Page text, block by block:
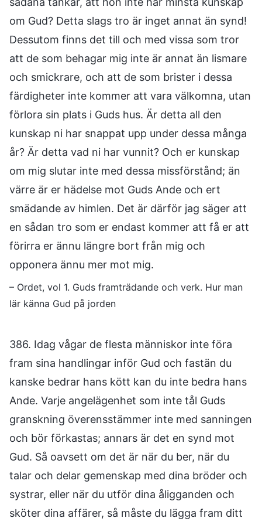
om Gud? Detta slags tro är inget annat än synd!
Dessutom finns det till och med vissa som tror
att de som behagar mig inte är annat än lismare
och smickrare, och att de som brister i dessa
färdigheter inte kommer att vara välkomna, utan
förlora sin plats i Guds hus. Är detta all den
kunskap ni har snappat upp under dessa många
år? Är detta vad ni har vunnit? Och er kunskap
om mig slutar inte med dessa missförstånd; än
värre är er hädelse mot Guds Ande och ert
smädande av himlen. Det är därför jag säger att
en sådan tro som er endast kommer att få er att
förirra er ännu längre bort från mig och
opponera ännu mer mot mig.
– Ordet, vol 1. Guds framträdande och verk. Hur man
lär känna Gud på jorden
386. Idag vågar de flesta människor inte föra
fram sina handlingar inför Gud och fastän du
kanske bedrar hans kött kan du inte bedra hans
Ande. Varje angelägenhet som inte tål Guds
granskning överensstämmer inte med sanningen
och bör förkastas; annars är det en synd mot
Gud. Så oavsett om det är när du ber, när du
talar och delar gemenskap med dina bröder och
systrar, eller när du utför dina åligganden och
sköter dina affärer, så måste du lägga fram ditt